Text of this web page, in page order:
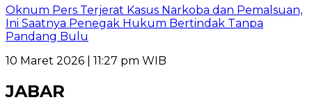
Oknum Pers Terjerat Kasus Narkoba dan Pemalsuan,
Ini Saatnya Penegak Hukum Bertindak Tanpa
Pandang Bulu
10 Maret 2026 | 11:27 pm WIB
JABAR